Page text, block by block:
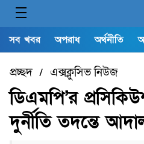
সব খবর অপরাধ অর্থনীতি
প্রচ্ছদ/ এক্সক্লুসিভ নিউজ
ডিএমপি’র
দুর্নীতি তদন্তে